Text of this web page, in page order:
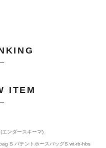
ITEM
ンダースキーマ)
S パテントホースバッグS wt-rb-hbs